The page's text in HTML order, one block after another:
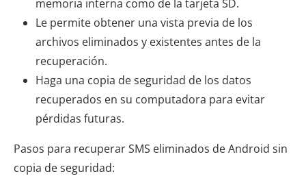
memoria interna como de la tarjeta SD.
Le permite obtener una vista previa de los
archivos eliminados y existentes antes de la
recuperación.
Haga una copia de seguridad de los datos
recuperados en su computadora para evitar
pérdidas futuras.
Pasos para recuperar SMS eliminados de Android sin
copia de seguridad: